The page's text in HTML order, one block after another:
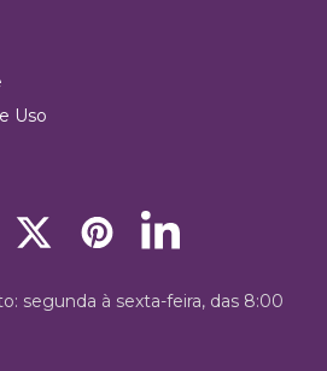
Uso
segunda à sexta-feira, das 8:00